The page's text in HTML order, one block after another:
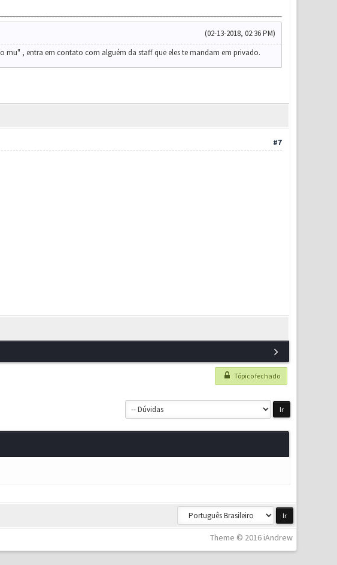
(02-13-2018, 02:36 PM)
, entra em contato com alguém da staff que eles te mandam em privado.
#7
Tópico fechado
Theme © 2016 iAndrew